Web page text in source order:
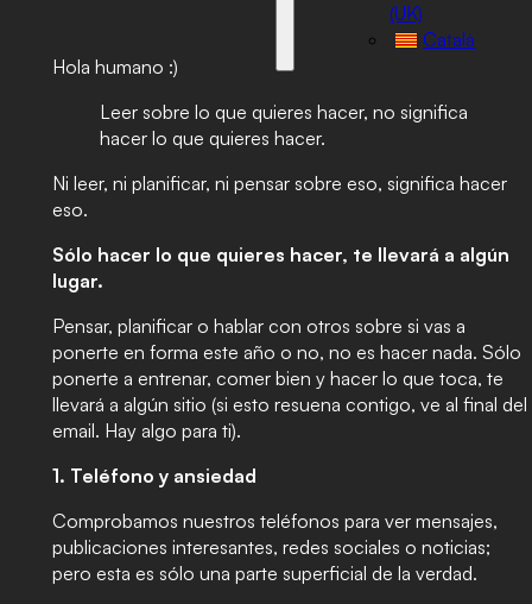
(UK)
Català
Hola humano :)
Leer sobre lo que quieres hacer, no significa
hacer lo que quieres hacer.
Ni leer, ni planificar, ni pensar sobre eso, significa hacer
eso.
Sólo hacer lo que quieres hacer, te llevará a algún
lugar.
Pensar, planificar o hablar con otros sobre si vas a
ponerte en forma este año o no, no es hacer nada. Sólo
ponerte a entrenar, comer bien y hacer lo que toca, te
llevará a algún sitio (si esto resuena contigo, ve al final del
email. Hay algo para ti).
1. Teléfono y ansiedad
Comprobamos nuestros teléfonos para ver mensajes,
publicaciones interesantes, redes sociales o noticias;
pero esta es sólo una parte superficial de la verdad.